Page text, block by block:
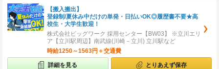
【搬入搬出】
登録制/夏休み中だけの単発・日払いOK◎履歴書不要★高
校生・大学生歓迎！
株式会社ビッグワーク 採用センター【BW03】 ※立川エリ
ア【立川駅周辺】南武線(川崎－立川) 立川駅など
時給1250～1563円＋交通費
詳細を見る とりあえず保存